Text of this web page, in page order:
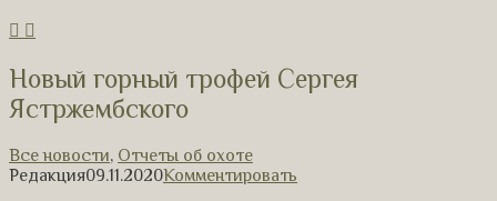
Новый горный трофей Сергея
Ястржембского
Все новости, Отчеты об охоте
Редакция09.11.2020Комментировать